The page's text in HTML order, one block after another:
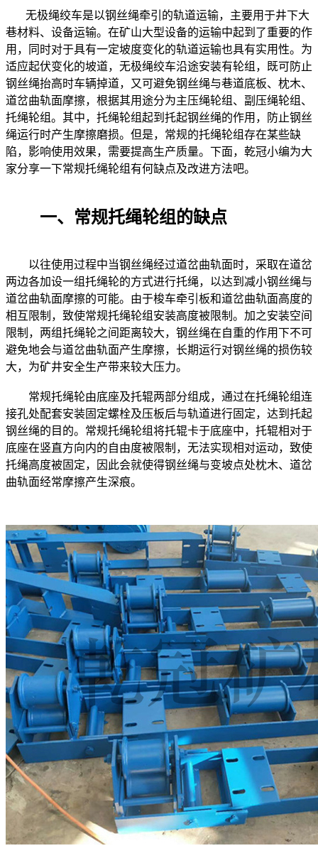
无极绳绞车是以钢丝绳牵引的轨道运输，主要用于井下大
巷材料、设备运输。在矿山大型设备的运输中起到了重要的作
用，同时对于具有一定坡度变化的轨道运输也具有实用性。为
适应起伏变化的坡道，无极绳绞车沿途安装有轮组，既可防止
钢丝绳抬高时车辆掉道，又可避免钢丝绳与巷道底板、枕木、
道岔曲轨面摩擦，根据其用途分为主压绳轮组、副压绳轮组、
托绳轮组。其中，托绳轮组起到托起钢丝绳的作用，防止钢丝
绳运行时产生摩擦磨损。但是，常规的托绳轮组存在某些缺
陷，影响使用效果，需要提高生产质量。下面，乾冠小编为大
家分享一下常规托绳轮组有何缺点及改进方法吧。
一、常规托绳轮组的缺点
以往使用过程中当钢丝绳经过道岔曲轨面时，采取在道岔
两边各加设一组托绳轮的方式进行托绳，以达到减小钢丝绳与
道岔曲轨面摩擦的可能。由于梭车牵引板和道岔曲轨面高度的
相互限制，致使常规托绳轮组安装高度被限制。加之安装空间
限制，两组托绳轮之间距离较大，钢丝绳在自重的作用下不可
避免地会与道岔曲轨面产生摩擦，长期运行对钢丝绳的损伤较
大，为矿井安全生产带来较大压力。
常规托绳轮由底座及托辊两部分组成，通过在托绳轮组连
接孔处配套安装固定螺栓及压板后与轨道进行固定，达到托起
钢丝绳的目的。常规托绳轮组将托辊卡于底座中，托辊相对于
底座在竖直方向内的自由度被限制，无法实现相对运动，致使
托绳高度被固定，因此会就使得钢丝绳与变坡点处枕木、道岔
曲轨面经常摩擦产生深痕。